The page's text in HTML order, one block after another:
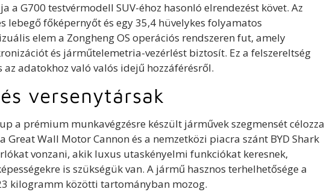
a G700 testvérmodell SUV-éhoz hasonló elrendezést követ. Az
lebegő főképernyőt és egy 35,4 hüvelykes folyamatos
elem a Zongheng OS operációs rendszeren fut, amely
és járműtelemetria-vezérlést biztosít. Ez a felszereltség
adatokhoz való valós idejű hozzáférésről.
versenytársak
a prémium munkavégzésre készült járművek szegmensét célozza
Great Wall Motor Cannon és a nemzetközi piacra szánt BYD Shark
vonzani, akik luxus utaskényelmi funkciókat keresnek,
is szükségük van. A jármű hasznos terhelhetősége a
kilogramm közötti tartományban mozog.